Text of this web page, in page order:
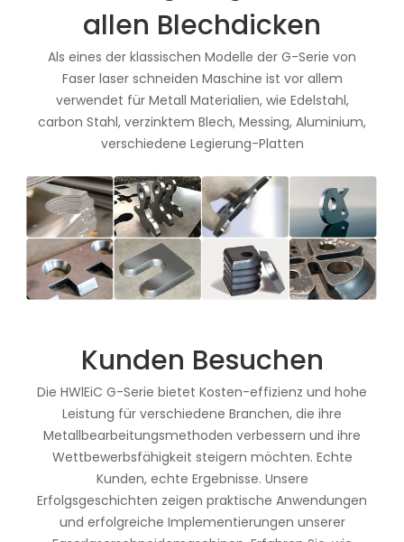
allen Blechdicken
Als eines der klassischen Modelle der G-Serie von
Faser laser schneiden Maschine ist vor allem
verwendet für Metall Materialien, wie Edelstahl,
carbon Stahl, verzinktem Blech, Messing, Aluminium,
verschiedene Legierung-Platten
Kunden Besuchen
Die HWlEiC G-Serie bietet Kosten-effizienz und hohe
Leistung für verschiedene Branchen, die ihre
Metallbearbeitungsmethoden verbessern und ihre
Wettbewerbsfähigkeit steigern möchten. Echte
Kunden, echte Ergebnisse. Unsere
Erfolgsgeschichten zeigen praktische Anwendungen
und erfolgreiche Implementierungen unserer